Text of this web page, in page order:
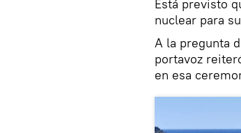
Está previsto
nuclear para
A la pregunta
portavoz
en esa